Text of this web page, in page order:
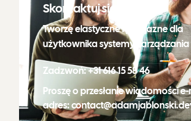
Skontaktuj się ze mną
Tworzę elastyczne i przyjazne dla
użytkownika systemy zarządzania
Zadzwoń: +31 616 15 58 46
Proszę o przesłanie wiadomości
adres: